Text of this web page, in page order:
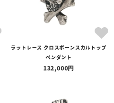
ラットレース クロスボーンスカルトップ
ペンダント
132,000